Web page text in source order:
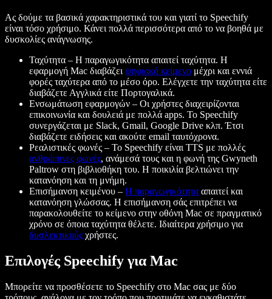
Ας δούμε τα βασικά χαρακτηριστικά του και γιατί το Speechify
είναι τόσο χρήσιμο. Κάνει πολλά περισσότερα από το να βοηθά με
δυσκολίες ανάγνωσης.
Ταχύτητα – Η παραγωγικότητα απαιτεί ταχύτητα. Η
εφαρμογή Mac διαβάζει ψηφιακό κείμενο μέχρι και εννιά
φορές ταχύτερα από το μέσο όρο. Ελέγχετε την ταχύτητα είτε
διαβάζετε Αγγλικά είτε Πορτογαλικά.
Ενσωμάτωση εφαρμογών – Οι χρήστες διαχειρίζονται
επικοινωνία και δουλειά με πολλά apps. Το Speechify
συνεργάζεται με Slack, Gmail, Google Drive κλπ. Έτσι
διαβάζετε ειδήσεις και ακούτε email ταυτόχρονα.
Ρεαλιστικές φωνές – Το Speechify είναι TTS με πολλές
ανθρώπινες φωνές, ανάμεσά τους και η φωνή της Gwyneth
Paltrow στη βιβλιοθήκη του. Η ποικιλία βελτιώνει την
κατανόηση και τη μνήμη.
Επισήμανση κειμένου – Η παραγωγικότητα απαιτεί και
κατανόηση γλώσσας. Η επισήμανση σάς επιτρέπει να
παρακολουθείτε το κείμενο στην οθόνη Mac σε πραγματικό
χρόνο σε όποια ταχύτητα θέλετε. Ιδιαίτερα χρήσιμο για
δυσλεκτικούς χρήστες.
Επιλογές Speechify για Mac
Μπορείτε να προσθέσετε το Speechify στο Mac σας με δύο